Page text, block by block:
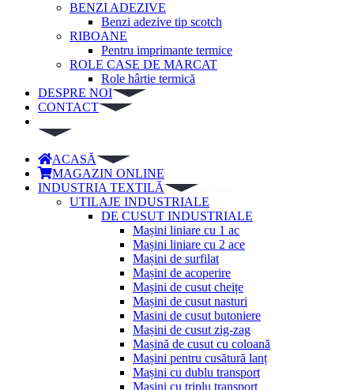
BENZI ADEZIVE
Benzi adezive tip scotch
RIBOANE
Pentru imprimante termice
ROLE CASE DE MARCAT
Role hârtie termică
DESPRE NOI
CONTACT
ACASĂ
MAGAZIN ONLINE
INDUSTRIA TEXTILĂ
UTILAJE INDUSTRIALE
DE CUSUT INDUSTRIALE
Mașini liniare cu 1 ac
Mașini liniare cu 2 ace
Mașini de surfilat
Mașini de acoperire
Mașini de cusut cheițe
Mașini de cusut nasturi
Masini de cusut butoniere
Mașini de cusut zig-zag
Mașină de cusut cu coloană
Mașini pentru cusătură lanț
Mașini cu dublu transport
Mașini cu triplu transport